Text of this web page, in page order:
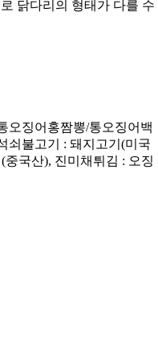
닭다리의 형태가 다를 수
오징어홍짬뽕/통오징어백
쇠불고기 : 돼지고기(미국
국산), 진미채튀김 : 오징